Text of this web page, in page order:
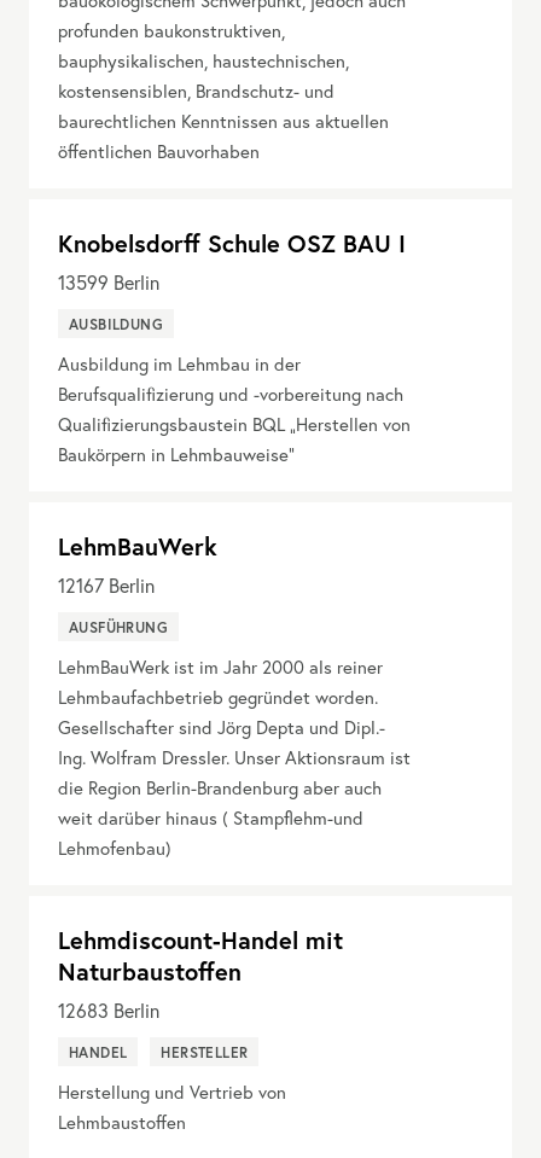
profunden baukonstruktiven,
bauphysikalischen, haustechnischen,
kostensensiblen, Brandschutz- und
baurechtlichen Kenntnissen aus aktuellen
öffentlichen Bauvorhaben
Knobelsdorff Schule OSZ BAU I
13599 Berlin
AUSBILDUNG
Ausbildung im Lehmbau in der
Berufsqualifizierung und -vorbereitung nach
Qualifizierungsbaustein BQL „Herstellen von
Baukörpern in Lehmbauweise“
LehmBauWerk
12167 Berlin
AUSFÜHRUNG
LehmBauWerk ist im Jahr 2000 als reiner
Lehmbaufachbetrieb gegründet worden.
Gesellschafter sind Jörg Depta und Dipl.-
Ing. Wolfram Dressler. Unser Aktionsraum ist
die Region Berlin-Brandenburg aber auch
weit darüber hinaus ( Stampflehm-und
Lehmofenbau)
Lehmdiscount-Handel mit
Naturbaustoffen
12683 Berlin
HANDEL HERSTELLER
Herstellung und Vertrieb von
Lehmbaustoffen